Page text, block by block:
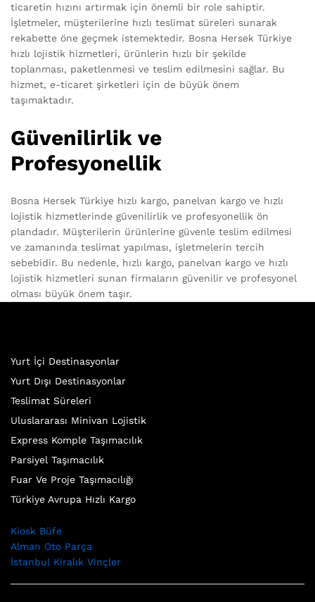
ticaretin hızını artırmak için önemli bir role sahiptir.
İşletmeler, müşterilerine hızlı teslimat süreleri sunarak
rekabette öne geçmek istemektedir. Bosna Hersek Türkiye
hızlı lojistik hizmetleri, ürünlerin hızlı bir şekilde
toplanması, paketlenmesi ve teslim edilmesini sağlar. Bu
hizmet, e-ticaret şirketleri için de büyük önem
taşımaktadır.
Güvenilirlik ve
Profesyonellik
Bosna Hersek Türkiye hızlı kargo, panelvan kargo ve hızlı
lojistik hizmetlerinde güvenilirlik ve profesyonellik ön
plandadır. Müşterilerin ürünlerine güvenle teslim edilmesi
ve zamanında teslimat yapılması, işletmelerin tercih
sebebidir. Bu nedenle, hızlı kargo, panelvan kargo ve hızlı
lojistik hizmetleri sunan firmaların güvenilir ve profesyonel
olması büyük önem taşır.
Yurt İçi Destinasyonlar
Yurt Dışı Destinasyonlar
Teslimat Süreleri
Uluslararası Minivan Lojistik
Express Komple Taşımacılık
Parsiyel Taşımacılık
Fuar Ve Proje Taşımacılığı
Türkiye Avrupa Hızlı Kargo
Kiosk Büfe
Alman Oto Parça
İstanbul Kiralık Vinçler